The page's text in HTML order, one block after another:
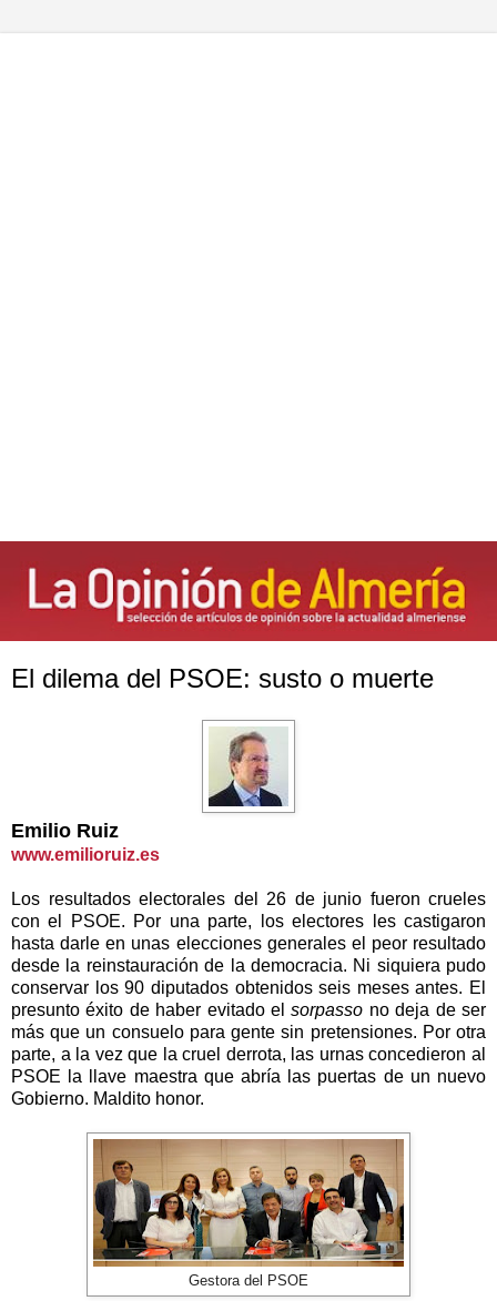
El dilema del PSOE: susto o muerte
Emilio Ruiz
www.emilioruiz.es
Los resultados electorales del 26 de junio fueron crueles
con el PSOE. Por una parte, los electores les castigaron
hasta darle en unas elecciones generales el peor resultado
desde la reinstauración de la democracia. Ni siquiera pudo
conservar los 90 diputados obtenidos seis meses antes. El
presunto éxito de haber evitado elsorpasso no deja de ser
más que un consuelo para gente sin pretensiones. Por otra
parte, a la vez que la cruel derrota, las urnas concedieron al
PSOE la llave maestra que abría las puertas de un nuevo
Gobierno. Maldito honor.
Gestora del PSOE